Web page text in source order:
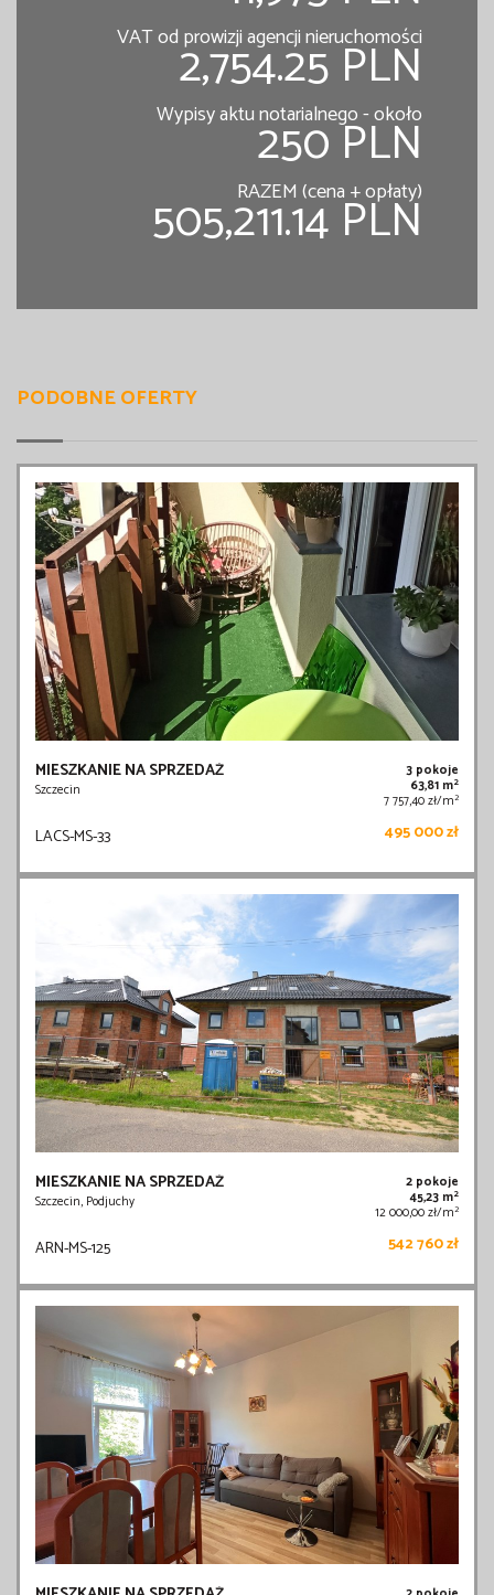
VAT od prowizji agencji nieruchomości
2,754.25 PLN
Wypisy aktu notarialnego - około
250 PLN
RAZEM (cena + opłaty)
505,211.14 PLN
PODOBNE OFERTY
MIESZKANIE NA SPRZEDAŻ
Szczecin
3 pokoje
63,81 m2
7 757,40 zł/m2
LACS-MS-33 495 000 zł
MIESZKANIE NA SPRZEDAŻ
Szczecin, Podjuchy
2 pokoje
45,23 m2
12 000,00 zł/m2
ARN-MS-125 542 760 zł